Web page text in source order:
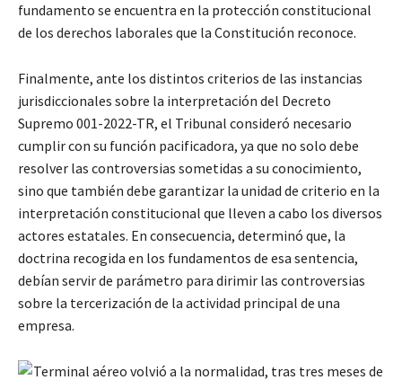
fundamento se encuentra en la protección constitucional
de los derechos laborales que la Constitución reconoce.
Finalmente, ante los distintos criterios de las instancias
jurisdiccionales sobre la interpretación del Decreto
Supremo 001-2022-TR, el Tribunal consideró necesario
cumplir con su función pacificadora, ya que no solo debe
resolver las controversias sometidas a su conocimiento,
sino que también debe garantizar la unidad de criterio en la
interpretación constitucional que lleven a cabo los diversos
actores estatales. En consecuencia, determinó que, la
doctrina recogida en los fundamentos de esa sentencia,
debían servir de parámetro para dirimir las controversias
sobre la tercerización de la actividad principal de una
empresa.